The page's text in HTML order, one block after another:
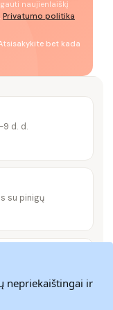
naujienlaiškį
Privatumo politika
bet kada
d. d.
su pinigų
jūsų duomenų
nepriekaištingai ir